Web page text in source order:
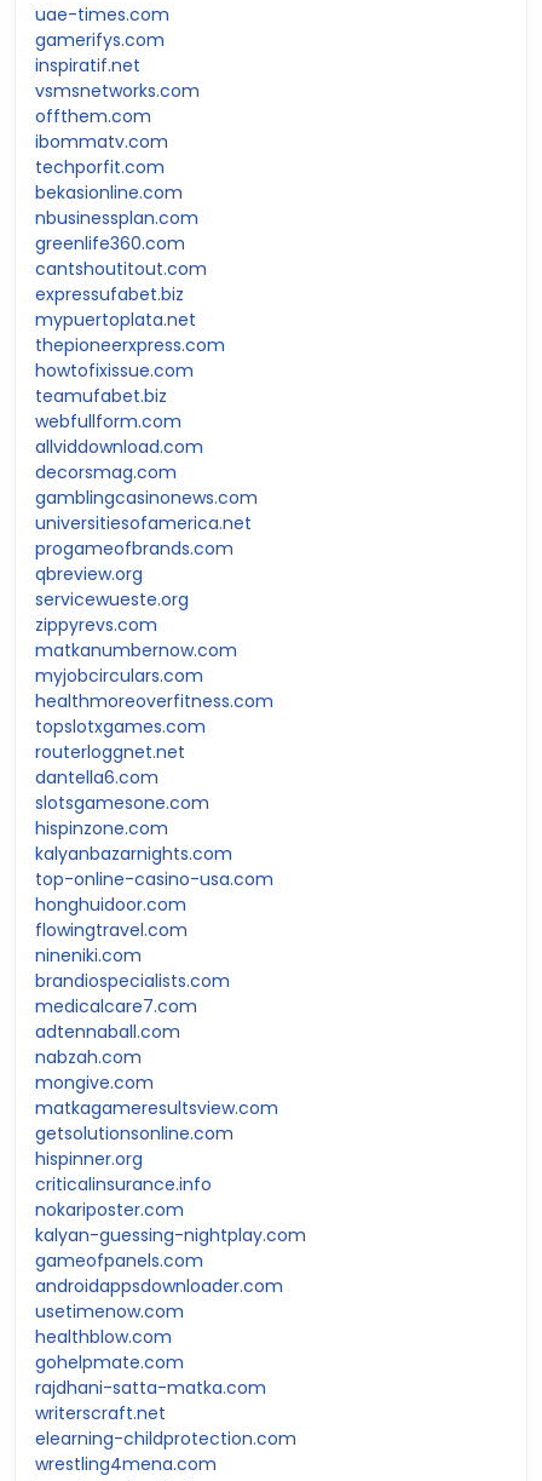
uae-times.com
gamerifys.com
inspiratif.net
vsmsnetworks.com
offthem.com
ibommatv.com
techporfit.com
bekasionline.com
nbusinessplan.com
greenlife360.com
cantshoutitout.com
expressufabet.biz
mypuertoplata.net
thepioneerxpress.com
howtofixissue.com
teamufabet.biz
webfullform.com
allviddownload.com
decorsmag.com
gamblingcasinonews.com
universitiesofamerica.net
progameofbrands.com
qbreview.org
servicewueste.org
zippyrevs.com
matkanumbernow.com
myjobcirculars.com
healthmoreoverfitness.com
topslotxgames.com
routerloggnet.net
dantella6.com
slotsgamesone.com
hispinzone.com
kalyanbazarnights.com
top-online-casino-usa.com
honghuidoor.com
flowingtravel.com
nineniki.com
brandiospecialists.com
medicalcare7.com
adtennaball.com
nabzah.com
mongive.com
matkagameresultsview.com
getsolutionsonline.com
hispinner.org
criticalinsurance.info
nokariposter.com
kalyan-guessing-nightplay.com
gameofpanels.com
androidappsdownloader.com
usetimenow.com
healthblow.com
gohelpmate.com
rajdhani-satta-matka.com
writerscraft.net
elearning-childprotection.com
wrestling4mena.com